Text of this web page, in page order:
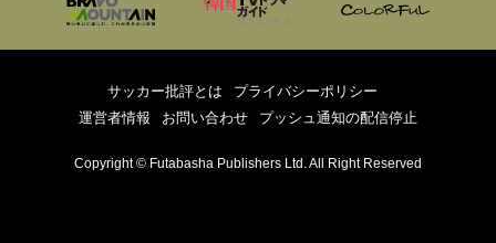
サッカー批評とは
プライバシーポリシー
運営者情報
お問い合わせ プッシュ通知の配信停止
Copyright © Futabasha Publishers Ltd. All Right Reserved